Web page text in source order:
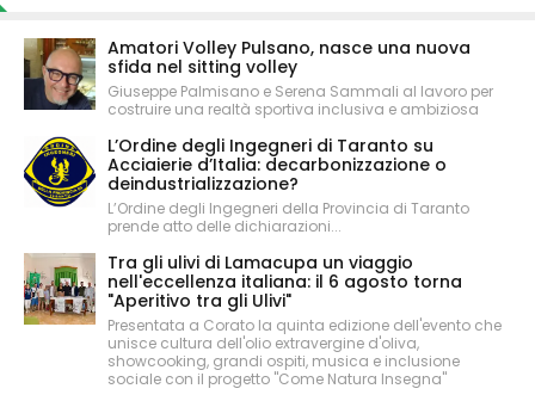
Amatori Volley Pulsano, nasce una nuova
sfida nel sitting volley
Giuseppe Palmisano e Serena Sammali al lavoro per
costruire una realtà sportiva inclusiva e ambiziosa
L’Ordine degli Ingegneri di Taranto su
Acciaierie d’Italia: decarbonizzazione o
deindustrializzazione?
L’Ordine degli Ingegneri della Provincia di Taranto
prende atto delle dichiarazioni...
Tra gli ulivi di Lamacupa un viaggio
nell'eccellenza italiana: il 6 agosto torna
"Aperitivo tra gli Ulivi"
Presentata a Corato la quinta edizione dell'evento che
unisce cultura dell'olio extravergine d'oliva,
showcooking, grandi ospiti, musica e inclusione
sociale con il progetto "Come Natura Insegna"